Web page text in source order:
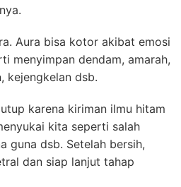
Aura bisa kotor akibat emosi
menyimpan dendam, amarah,
kejengkelan dsb.
karena kiriman ilmu hitam
kita seperti salah
guna dsb. Setelah bersih,
dan siap lanjut tahap